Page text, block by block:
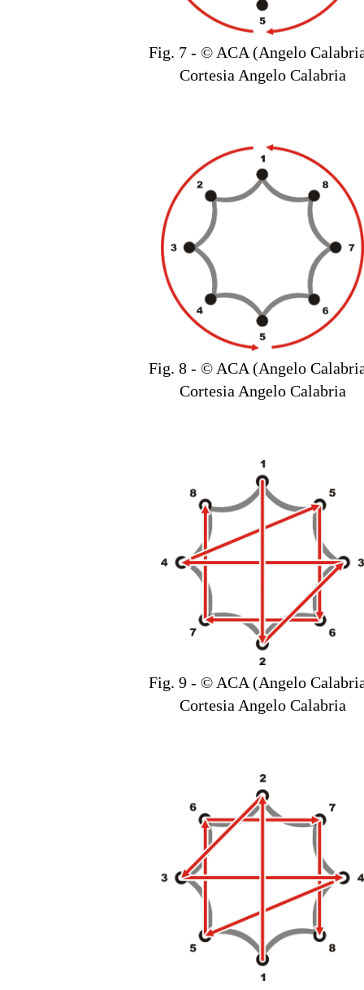
Fig. 7 - © ACA (Angelo
Cortesia Angelo Calabria
Fig. 8 - © ACA (Angelo
Cortesia Angelo Calabria
Fig. 9 - © ACA (Angelo
Cortesia Angelo Calabria